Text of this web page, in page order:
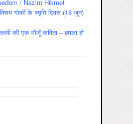
/ Nazim Hikmet
गोर्की के स्मृति दिवस (18 जून)
की एक मौजूँ कविता – हमला हो